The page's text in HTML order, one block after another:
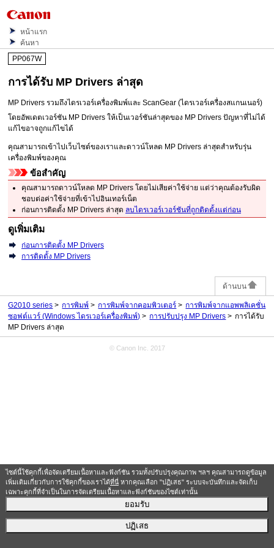
ไซต์นี้ใช้คุกกี้เพื่อจัดเตรียมเนื้อหาและฟังก์ชัน รวมทั้งปรับปรุงคุณภาพ ฯลฯ คุณสามารถดูข้อมูล
เพิ่มเติมเกี่ยวกับการใช้คุกกี้ของเราได้ที่นี่หากคุณเลือก "ปฏิเสธ" ระบบจะบันทึกและจัดเก็บ
เฉพาะคุกกี้ที่จำเป็นในการจัดเตรียมเนื้อหาและฟังก์ชันของไซต์เท่านั้น
ยอมรับ
ปฏิเสธ
หน้าแรก
ค้นหา
PP067W
การได้รับ MP Drivers ล่าสุด
MP Drivers รวมถึงไดรเวอร์เครื่องพิมพ์และScanGear (ไดรเวอร์เครื่องสแกนเนอร์)
โดยอัพเดตเวอร์ชัน MP Drivers ให้เป็นเวอร์ชันล่าสุดของ MP Drivers ปัญหาที่ไม่ได้
แก้ไขอาจถูกแก้ไขได้
คุณสามารถเข้าไปเว็บไซต์ของเราและดาวน์โหลด MP Drivers ล่าสุดสำหรับรุ่น
เครื่องพิมพ์ของคุณ
ข้อสำคัญ
คุณสามารถดาวน์โหลด MP Drivers โดยไม่เสียค่าใช้จ่าย แต่ว่าคุณต้องรับผิด
ชอบต่อค่าใช้จ่ายที่เข้าไปอินเทอร์เน็ต
ก่อนการติดตั้ง MP Drivers ล่าสุด ลบไดรเวอร์เวอร์ชันที่ถูกติดตั้งแต่ก่อน
ดูเพิ่มเติม
ก่อนการติดตั้ง MP Drivers
การติดตั้ง MP Drivers
ด้านบน
G2010 series การพิมพ์ การพิมพ์จากคอมพิวเตอร์
การพิมพ์จากแอพพลิเคชั่น
ซอฟต์แวร์ (Windows ไดรเวอร์เครื่องพิมพ์)
การปรับปรุง MP Drivers
การได้รับ
MP Drivers ล่าสุด
© Canon Inc. 2017